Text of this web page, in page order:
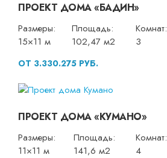
ПРОЕКТ ДОМА «БАДИН»
Размеры:
15×11 м
Площадь:
102,47 м2
Комнат:
3
ОТ 3.330.275 РУБ.
ПРОЕКТ ДОМА «КУМАНО»
Размеры:
11×11 м
Площадь:
141,6 м2
Комнат:
4